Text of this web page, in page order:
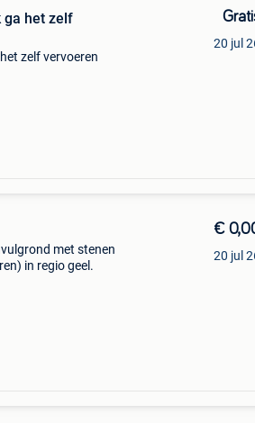
ga het zelf
zelf vervoeren
20 jul
met stenen
in regio geel.
€
20 jul